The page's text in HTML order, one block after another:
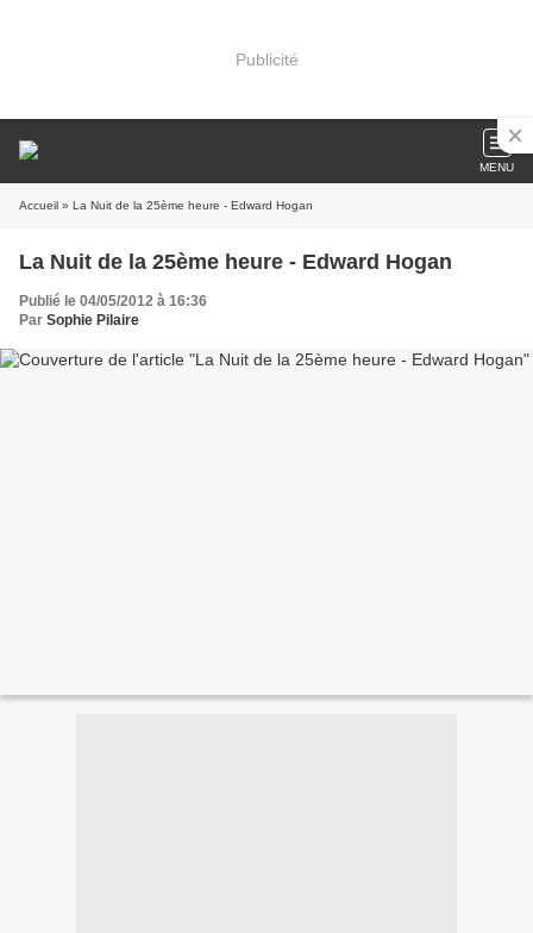
Publicité
MENU
Accueil » La Nuit de la 25ème heure - Edward Hogan
La Nuit de la 25ème heure - Edward Hogan
Publié le 04/05/2012 à 16:36
Par Sophie Pilaire